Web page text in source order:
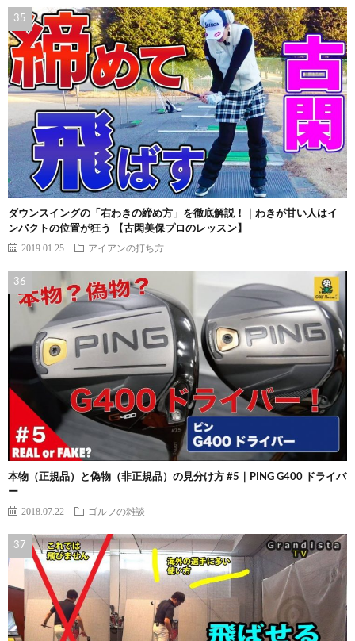
ダウンスイングの「右わきの締め方」を徹底解説！｜わきが甘い人はイ
ンパクトの位置が狂う 【古閑美保プロのレッスン】
2019.01.25 アイアンの打ち方
本物（正規品）と偽物（非正規品）の見分け方 #5｜PING G400 ドライバ
ー
2018.07.22 ゴルフの雑談